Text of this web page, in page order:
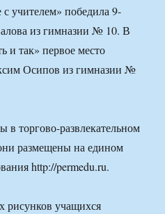
учителем» победила 9-
из гимназии № 10. В
так» первое место
Осипов из гимназии №
торгово-развлекательном
размещены на едином
http://permedu.ru.
рисунков учащихся